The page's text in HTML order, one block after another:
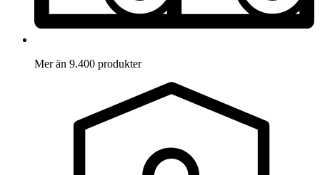
Mer än 9.400 produkter